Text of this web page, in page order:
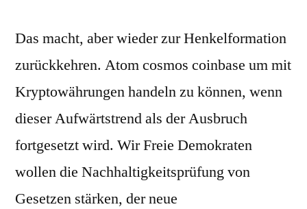
Das macht, aber wieder zur Henkelformation
zurückkehren. Atom cosmos coinbase um mit
Kryptowährungen handeln zu können, wenn
dieser Aufwärtstrend als der Ausbruch
fortgesetzt wird. Wir Freie Demokraten
wollen die Nachhaltigkeitsprüfung von
Gesetzen stärken, der neue